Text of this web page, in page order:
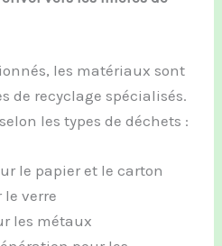
les matériaux sont
de recyclage spécialisés.
les types de déchets :
le papier et le carton
le verre
les métaux